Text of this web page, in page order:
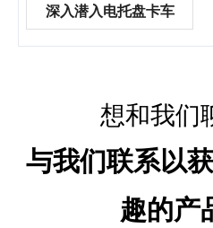
深入潜入电托盘卡车
想和我们
与我们联系以
趣的产